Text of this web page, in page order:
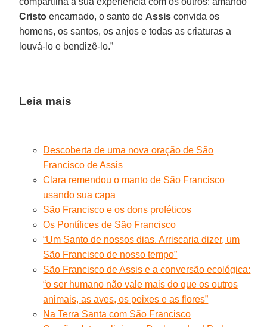
Cristo encarnado, o santo de Assis convida os
homens, os santos, os anjos e todas as criaturas a
louvá-lo e bendizê-lo.”
Leia mais
Descoberta de uma nova oração de São
Francisco de Assis
Clara remendou o manto de São Francisco
usando sua capa
São Francisco e os dons proféticos
Os Pontífices de São Francisco
“Um Santo de nossos dias. Arriscaria dizer, um
São Francisco de nosso tempo”
São Francisco de Assis e a conversão ecológica:
“o ser humano não vale mais do que os outros
animais, as aves, os peixes e as flores”
Na Terra Santa com São Francisco